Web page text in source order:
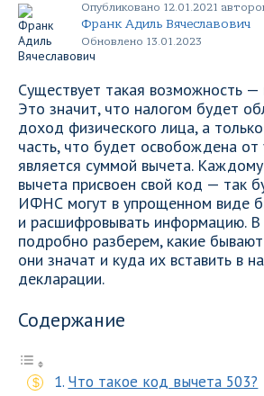
Опубликовано 12.01.2021
Франк Адиль Вячеславович
Обновлено 13.01.2023
Существует такая возможность —
Это значит, что налогом будет
доход физического лица, а
часть, что будет освобождена от
является суммой вычета.
вычета присвоен свой код — так
ИФНС могут в упрощенном виде
и расшифровывать информацию. В
подробно разберем, какие
они значат и куда их вставить в
декларации.
Содержание
Что такое код вычета 503?